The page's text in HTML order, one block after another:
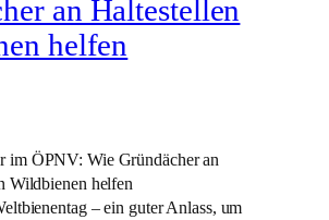
an Haltestellen
helfen
im ÖPNV: Wie Gründächer an
Wildbienen helfen
– ein guter Anlass, um